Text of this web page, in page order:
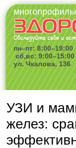
пн–пт: 8:00–19:00
сб,вс: 9:00–15:00
ул. Чкалова, 136
УЗИ и
желез: